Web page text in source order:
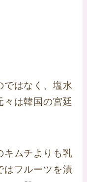
ではなく、塩水
々は韓国の宮廷
キムチよりも乳
はフルーツを漬